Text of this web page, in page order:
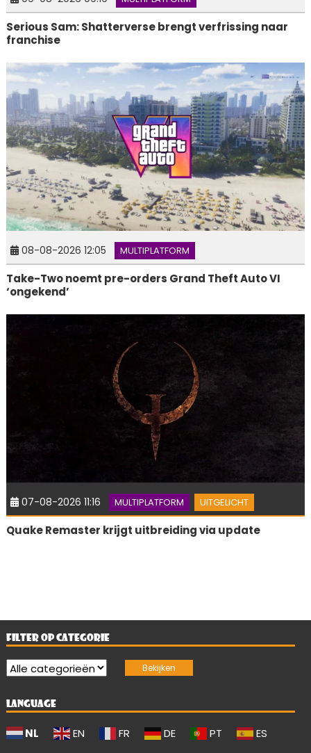
Serious Sam: Shatterverse brengt verfrissing naar
franchise
08-08-2026 12:05 MULTIPLATFORM
Take-Two noemt pre-orders Grand Theft Auto VI
‘ongekend’
07-08-2026 11:16 MULTIPLATFORM UITGELICHT
Quake Remaster krijgt uitbreiding via update
FILTER OP CATEGORIE
LANGUAGE
NL EN FR DE PT ES